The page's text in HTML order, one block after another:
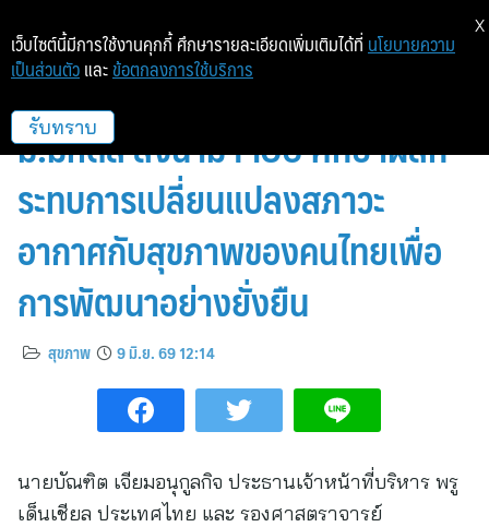
พรูเด็นเชียล ประเทศไทย จับมือ
ม.มหิดล ลงนาม MOU ศึกษาผลก
ระทบการเปลี่ยนแปลงสภาวะ
อากาศกับสุขภาพของคนไทยเพื่อ
การพัฒนาอย่างยั่งยืน
สุขภาพ 9 มิ.ย. 69 12:14
นายบัณฑิต เจียมอนุกูลกิจ ประธานเจ้าหน้าที่บริหาร พรู
เด็นเชียล ประเทศไทย และ รองศาสตราจารย์
เว็บไซต์นี้มีการใช้งานคุกกี้ ศึกษารายละเอียดเพิ่มเติมได้ที่ นโยบายความ
เป็นส่วนตัว และ ข้อตกลงการใช้บริการ
รับทราบ
X